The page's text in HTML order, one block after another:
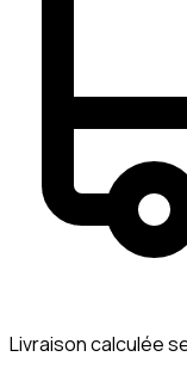
Livraison calculée